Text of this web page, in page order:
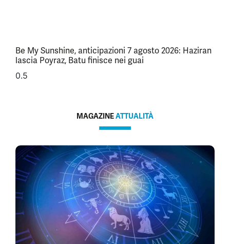
Be My Sunshine, anticipazioni 7 agosto 2026: Haziran
lascia Poyraz, Batu finisce nei guai
MAGAZINEATTUALITÀ